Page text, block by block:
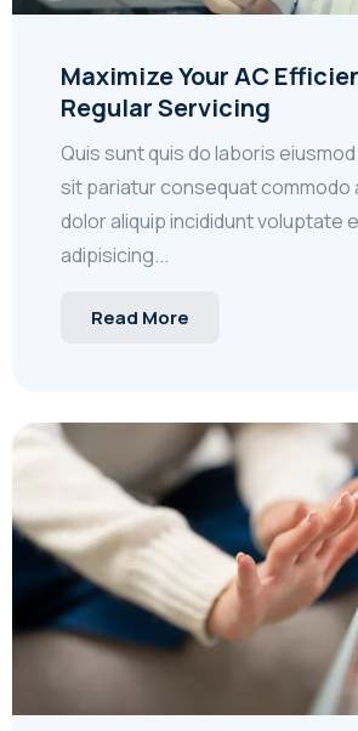
Maximize Your AC
Regular Servicing
Quis sunt quis do laboris
sit pariatur consequat commodo
dolor aliquip incididunt voluptate
adipisicing...
Read More